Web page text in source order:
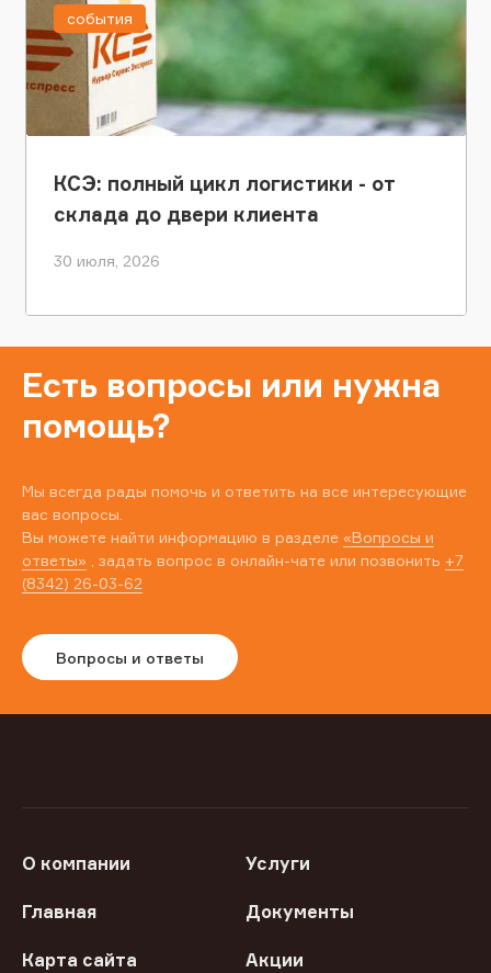
КСЭ: полный цикл логистики - от
склада до двери клиента
30 июля, 2026
события
Есть вопросы или нужна
помощь?
Мы всегда рады помочь и ответить на все интересующие
вас вопросы.
Вы можете найти информацию в разделе «Вопросы и
ответы» , задать вопрос в онлайн-чате или позвонить +7
(8342) 26-03-62
Вопросы и ответы
О компании Услуги
Главная Документы
Карта сайта Акции